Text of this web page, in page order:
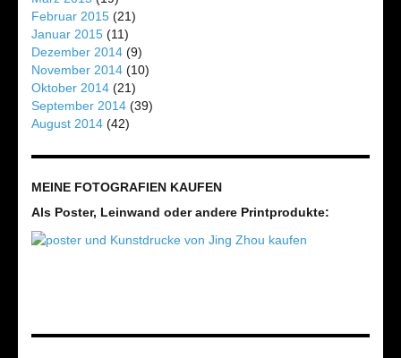
Februar 2015 (21)
Januar 2015 (11)
Dezember 2014 (9)
November 2014 (10)
Oktober 2014 (21)
September 2014 (39)
August 2014 (42)
MEINE FOTOGRAFIEN KAUFEN
Als Poster, Leinwand oder andere Printprodukte: